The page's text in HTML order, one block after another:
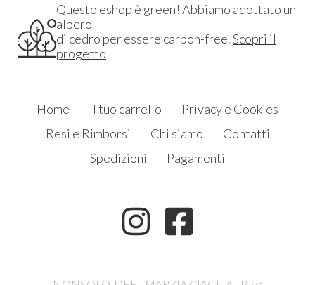
Questo eshop è green! Abbiamo adottato un
albero
di cedro per essere carbon-free.Scopri il
progetto
Home Il tuo carrello
Privacy e Cookies
Resi e Rimborsi
Chi siamo
Contatti
Spedizioni
Pagamenti